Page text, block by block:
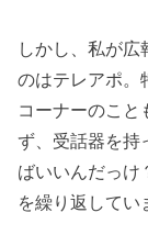
しかし、私が広
のはテレアポ。
コーナーのこと
ず、受話器を持
ばいいんだっけ
を繰り返してい